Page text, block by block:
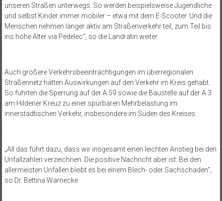
unseren Straßen unterwegs: So werden beispielsweise Jugendliche
und selbst Kinder immer mobiler – etwa mit dem E-Scooter. Und die
Menschen nehmen länger aktiv am Straßenverkehr teil, zum Teil bis
ins hohe Alter via Pedelec“, so die Landrätin weiter.
Auch größere Verkehrsbeeinträchtigungen im überregionalen
Straßennetz hätten Auswirkungen auf den Verkehr im Kreis gehabt.
So führten die Sperrung auf der A 59 sowie die Baustelle auf der A 3
am Hildener Kreuz zu einer spürbaren Mehrbelastung im
innerstädtischen Verkehr, insbesondere im Süden des Kreises.
„All das führt dazu, dass wir insgesamt einen leichten Anstieg bei den
Unfallzahlen verzeichnen. Die positive Nachricht aber ist: Bei den
allermeisten Unfällen bleibt es bei einem Blech- oder Sachschaden“,
so Dr. Bettina Warnecke.